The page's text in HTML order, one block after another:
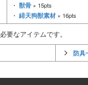
・ 獣骨 × 15pts
・ 緋天狗獣素材 × 16pts
要なアイテムです。
防具